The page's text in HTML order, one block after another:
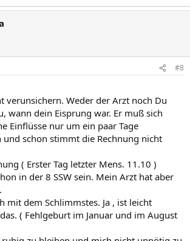
#8
verunsichern. Weder der Arzt noch Du
wann dein Eisprung war. Er muß sich
Einflüsse nur um ein paar Tage
und schon stimmt die Rechnung nicht
( Erster Tag letzter Mens. 11.10 )
in der 8 SSW sein. Mein Arzt hat aber
mit dem Schlimmstes. Ja , ist leicht
( Fehlgeburt im Januar und im August